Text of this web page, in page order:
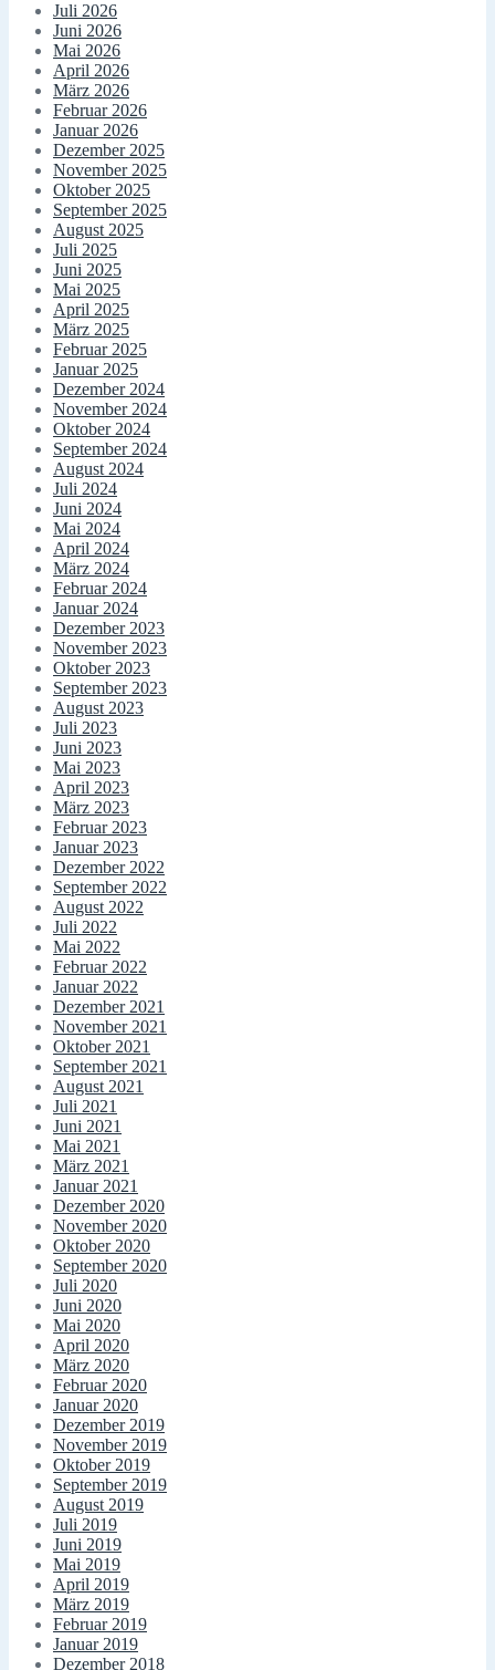
Juli 2026
Juni 2026
Mai 2026
April 2026
März 2026
Februar 2026
Januar 2026
Dezember 2025
November 2025
Oktober 2025
September 2025
August 2025
Juli 2025
Juni 2025
Mai 2025
April 2025
März 2025
Februar 2025
Januar 2025
Dezember 2024
November 2024
Oktober 2024
September 2024
August 2024
Juli 2024
Juni 2024
Mai 2024
April 2024
März 2024
Februar 2024
Januar 2024
Dezember 2023
November 2023
Oktober 2023
September 2023
August 2023
Juli 2023
Juni 2023
Mai 2023
April 2023
März 2023
Februar 2023
Januar 2023
Dezember 2022
September 2022
August 2022
Juli 2022
Mai 2022
Februar 2022
Januar 2022
Dezember 2021
November 2021
Oktober 2021
September 2021
August 2021
Juli 2021
Juni 2021
Mai 2021
März 2021
Januar 2021
Dezember 2020
November 2020
Oktober 2020
September 2020
Juli 2020
Juni 2020
Mai 2020
April 2020
März 2020
Februar 2020
Januar 2020
Dezember 2019
November 2019
Oktober 2019
September 2019
August 2019
Juli 2019
Juni 2019
Mai 2019
April 2019
März 2019
Februar 2019
Januar 2019
Dezember 2018